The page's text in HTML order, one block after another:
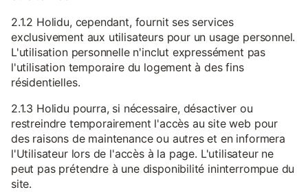
2.1.2 Holidu, cependant, fournit ses services
exclusivement aux utilisateurs pour un usage personnel.
L'utilisation personnelle n'inclut expressément pas
l'utilisation temporaire du logement à des fins
résidentielles.
2.1.3 Holidu pourra, si nécessaire, désactiver ou
restreindre temporairement l'accès au site web pour
des raisons de maintenance ou autres et en informera
l'Utilisateur lors de l'accès à la page. L'utilisateur ne
peut pas prétendre à une disponibilité ininterrompue du
site.